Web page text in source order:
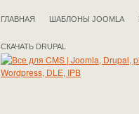
ГЛАВНАЯ ШАБЛОНЫ JOOMLA
СКАЧАТЬ DRUPAL